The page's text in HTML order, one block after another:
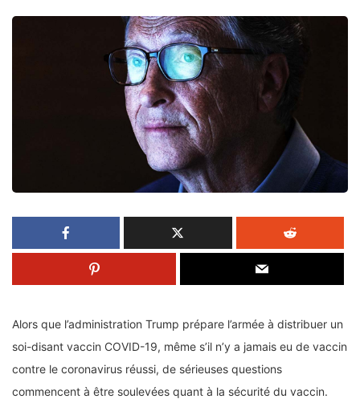
Alors que l’administration Trump prépare l’armée à distribuer un
soi-disant vaccin COVID-19, même s’il n’y a jamais eu de vaccin
contre le coronavirus réussi, de sérieuses questions
commencent à être soulevées quant à la sécurité du vaccin.